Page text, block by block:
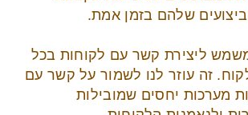
שלהם בזמן אמת.
ליצירת קשר עם לקוחות בכל
זה עוזר לנו לשמור על קשר עם
מערכות יחסים שמובילות